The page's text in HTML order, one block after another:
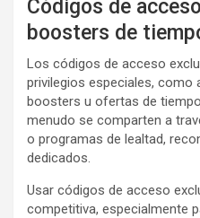
Códigos de
boosters de
Los códigos de acceso
privilegios especiales, como
boosters u ofertas de
menudo se comparten a
o programas de lealtad,
dedicados.
Usar códigos de acceso
competitiva, especialmente